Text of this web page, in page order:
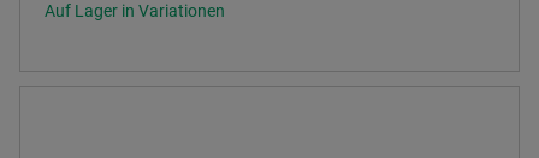
Auf Lager in Variationen